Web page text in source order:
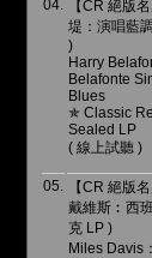
04.
【CR 絕版
堤：演唱藍
)
Harry
Belafonte
Blues
✯ Classic
Sealed LP
( 線上試聽 )
05.
【CR 絕版
戴維斯︰西
克 LP )
Miles Davis